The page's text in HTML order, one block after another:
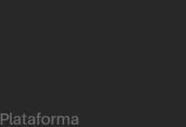
Plataforma